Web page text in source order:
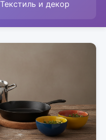
Текстиль и декор